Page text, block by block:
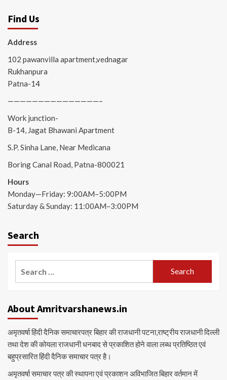
Find Us
Address
102 pawanvilla apartment,vednagar
Rukhanpura
Patna-14
———————————————–
Work junction-
B-14, Jagat Bhawani Apartment
S.P. Sinha Lane, Near Medicana
Boring Canal Road, Patna-800021
Hours
Monday—Friday: 9:00AM–5:00PM
Saturday & Sunday: 11:00AM–3:00PM
Search
About Amritvarshanews.in
अमृतवर्षा हिंदी दैनिक समाचारपत्र बिहार की राजधानी पटना,राष्ट्रीय राजधानी दिल्ली
तथा देश की कोयला राजधानी धनबाद से प्रकाशित होने वाला लब्ध प्रतिष्ठित एवं
बहुप्रसारित हिंदी दैनिक समाचार पत्र है।
अमृतवर्षा समाचार पत्र की स्थापना एवं प्रकाशन अविभाजित बिहार वर्तमान में